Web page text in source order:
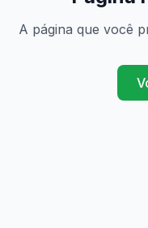
A página que você